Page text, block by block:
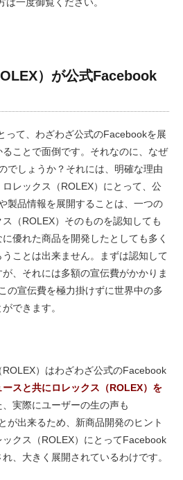
）が公式Facebook
って、わざわざ公式のFacebookを展
ことで面倒です。それなのに、なぜ
でしょうか？それには、明確な理由
レックス（ROLEX）にとって、公
製品情報を展開することは、一つの
（ROLEX）そのものを認知しても
優れた商品を開発したとしても多く
ことは出来ません。まずは認知して
、それには多額の宣伝費がかかりま
の宣伝費を極力掛けずに世界中の多
できます。
）はわざわざ公式のFacebook
ースと共にロレックス（ROLEX）を
実際にユーザーの生の声も
が出来るため、新商品開発のヒント
クス（ROLEX）にとってFacebook
、大きく展開されているわけです。